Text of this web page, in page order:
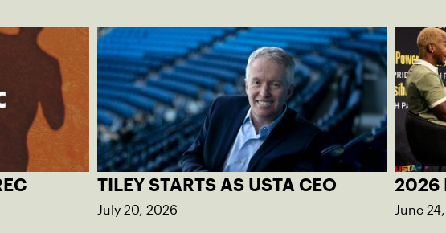
TILEY STARTS AS USTA CEO
July 20, 2026
2026
June